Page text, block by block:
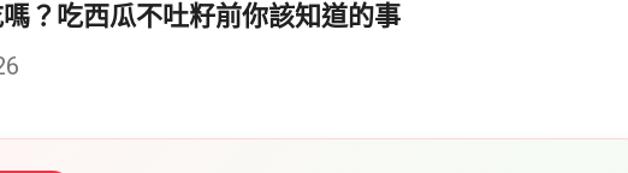
？吃西瓜不吐籽前你該知道的事